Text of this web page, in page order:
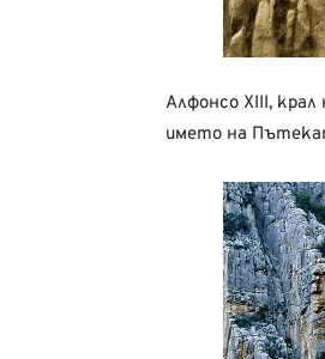
Алфонсо XIII,
името на